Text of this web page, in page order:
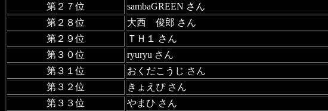
第２７位
sambaGREEN さん
第２８位
大西 俊郎 さん
第２９位
ＴＨ１ さん
第３０位
ryuryu さん
第３１位
おくだこうじ さん
第３２位
きょえぴ さん
第３３位
やまひ さん